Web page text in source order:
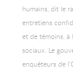
humains, dit le
entretiens
et de témoins, à
sociaux. Le
enquêteurs de